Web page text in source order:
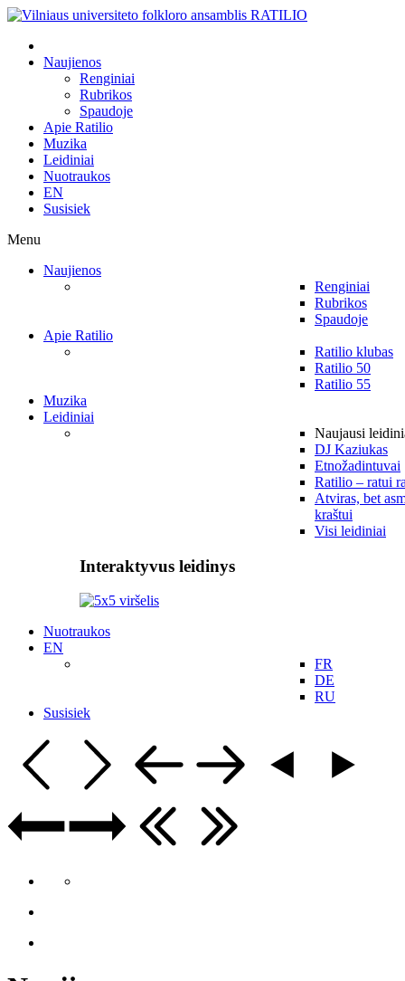
Naujienos
Renginiai
Rubrikos
Spaudoje
Apie Ratilio
Muzika
Leidiniai
Nuotraukos
EN
Susisiek
Menu
Naujienos
Renginiai
Rubrikos
Spaudoje
Apie Ratilio
Ratilio klubas
Ratilio 50
Ratilio 55
Muzika
Leidiniai
Naujausi
DJ Kaziukas
Etnožadintuvai
Ratilio – ratui
Atviras, bet
kraštui
Visi leidiniai
Interaktyvus leidinys
Nuotraukos
EN
FR
DE
RU
Susisiek